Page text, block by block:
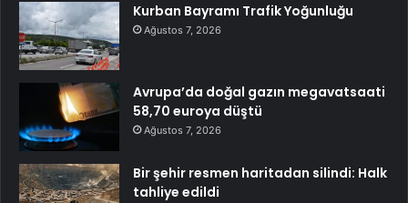
Kurban Bayramı Trafik Yoğunluğu
Ağustos 7, 2026
Avrupa’da doğal gazın megavatsaati
58,70 euroya düştü
Ağustos 7, 2026
Bir şehir resmen haritadan silindi: Halk
tahliye edildi